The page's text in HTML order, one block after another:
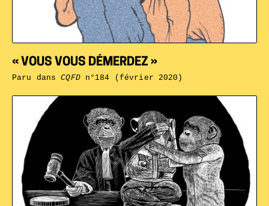
« VOUS VOUS DÉMERDEZ »
Paru dansCQFDn°184 (février 2020)